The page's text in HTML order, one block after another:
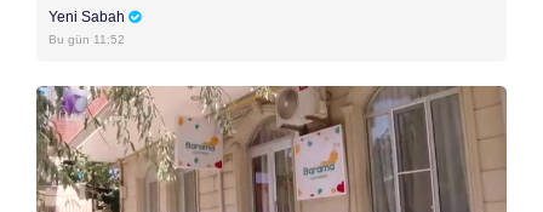
Yeni Sabah
Bu gün 11:52